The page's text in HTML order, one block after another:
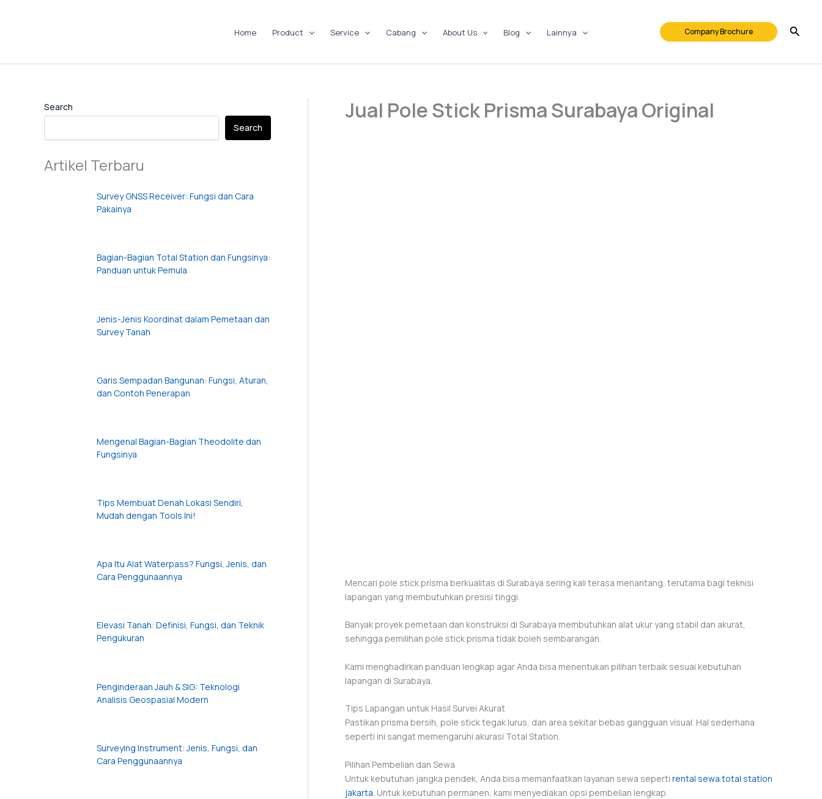
Home Product Service Cabang About Us Blog Lainnya Company Brochure
Search
Search
Artikel Terbaru
Survey GNSS Receiver: Fungsi dan Cara
Pakainya
Bagian-Bagian Total Station dan Fungsinya:
Panduan untuk Pemula
Jenis-Jenis Koordinat dalam Pemetaan dan
Survey Tanah
Garis Sempadan Bangunan: Fungsi, Aturan,
dan Contoh Penerapan
Mengenal Bagian-Bagian Theodolite dan
Fungsinya
Tips Membuat Denah Lokasi Sendiri,
Mudah dengan Tools Ini!
Apa Itu Alat Waterpass? Fungsi, Jenis, dan
Cara Penggunaannya
Elevasi Tanah: Definisi, Fungsi, dan Teknik
Pengukuran
Penginderaan Jauh & SIG: Teknologi
Analisis Geospasial Modern
Surveying Instrument: Jenis, Fungsi, dan
Cara Penggunaannya
Jual Pole Stick Prisma Surabaya Original
Mencari pole stick prisma berkualitas di Surabaya sering kali terasa menantang, terutama bagi teknisi
lapangan yang membutuhkan presisi tinggi.
Banyak proyek pemetaan dan konstruksi di Surabaya membutuhkan alat ukur yang stabil dan akurat,
sehingga pemilihan pole stick prisma tidak boleh sembarangan.
Kami menghadirkan panduan lengkap agar Anda bisa menentukan pilihan terbaik sesuai kebutuhan
lapangan di Surabaya.
Tips Lapangan untuk Hasil Survei Akurat
Pastikan prisma bersih, pole stick tegak lurus, dan area sekitar bebas gangguan visual. Hal sederhana
seperti ini sangat memengaruhi akurasi Total Station.
Pilihan Pembelian dan Sewa
Untuk kebutuhan jangka pendek, Anda bisa memanfaatkan layanan sewa seperti rental sewa total station
jakarta . Untuk kebutuhan permanen, kami menyediakan opsi pembelian lengkap.